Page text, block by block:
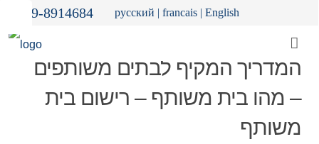
09-8914684 русский |francais |English
המדריך המקיף לבתים משותפים
– מהו בית משותף – רישום בית
משותף